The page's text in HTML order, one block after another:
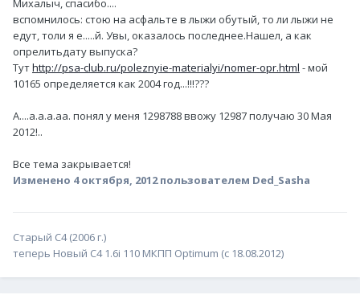
Михалыч, спасибо....
вспомнилось: стою на асфальте в лыжи обутый, то ли лыжи не
едут, толи я е.....й. Увы, оказалось последнее.Нашел, а как
опрелитьдату выпуска?
Тутhttp://psa-club.ru/poleznyie-materialyi/nomer-opr.html - мой
10165 определяется как 2004 год...!!!???
А....а.а.а.аа. понял у меня 1298788 ввожу 12987 получаю 30 Мая
2012!..
Все тема закрывается!
Изменено 4 октября, 2012пользователем Ded_Sasha
Старый С4 (2006 г.)
теперь Новый C4 1.6i 110 МКПП Optimum (с 18.08.2012)